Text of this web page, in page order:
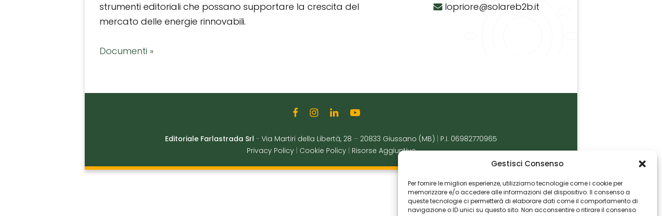
Gestisci Consenso
Per fornire le migliori esperienze, utilizziamo tecnologie come i cookie per
memorizzare e/o accedere alle informazioni del dispositivo. Il consenso a
queste tecnologie ci permetterà di elaborare dati come il comportamento di
navigazione o ID unici su questo sito. Non acconsentire o ritirare il consenso
strumenti editoriali che possano supportare la crescita del
mercato delle energie rinnovabili.
Documenti »
lopriore@solareb2b.it
Editoriale Farlastrada Srl - Via Martiri della Libertà, 28 – 20833 Giussano (MB)
P.I. 06982770965
Privacy Policy
Cookie Policy Risorse Aggiuntive